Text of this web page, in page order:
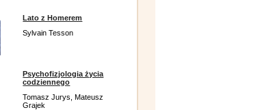
Lato z Homerem
Sylvain Tesson
Psychofizjologia życia
codziennego
Tomasz Jurys, Mateusz
Grajek